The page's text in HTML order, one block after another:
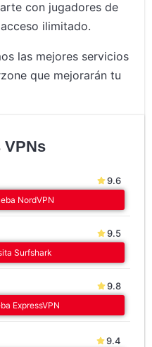
con jugadores de
ilimitado.
las mejores servicios
que mejorarán tu
VPNs
9.6
NordVPN
9.5
Surfshark
9.8
ExpressVPN
9.4